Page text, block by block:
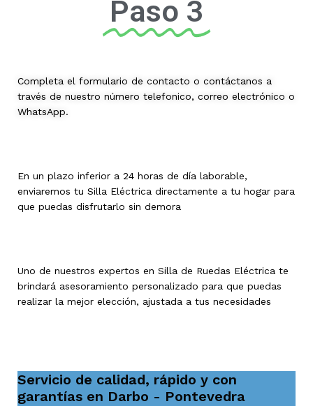
Paso 3
Completa el formulario de contacto o contáctanos a
través de nuestro número telefonico, correo electrónico o
WhatsApp.
En un plazo inferior a 24 horas de día laborable,
enviaremos tu Silla Eléctrica directamente a tu hogar para
que puedas disfrutarlo sin demora
Uno de nuestros expertos en Silla de Ruedas Eléctrica te
brindará asesoramiento personalizado para que puedas
realizar la mejor elección, ajustada a tus necesidades
Servicio de calidad, rápido y con
garantías en Darbo - Pontevedra